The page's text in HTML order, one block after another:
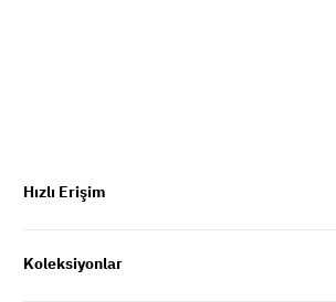
Hızlı Erişim
Koleksiyonlar